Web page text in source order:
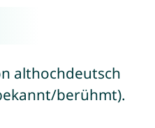
althochdeutsch
berühmt).